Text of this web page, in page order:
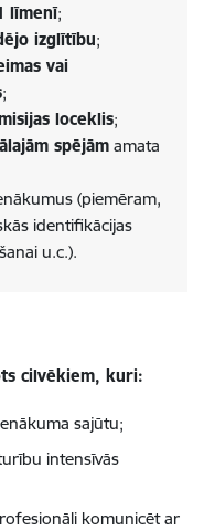
līmenī;
izglītību;
vai
;
loceklis;
spējām amata
(piemēram,
identifikācijas
u.c.).
cilvēkiem, kuri:
sajūtu;
intensīvās
komunicēt ar